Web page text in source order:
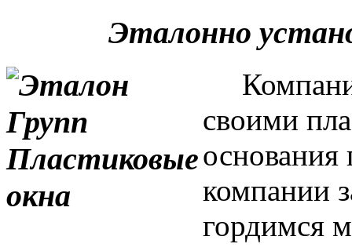
Эталонно
своими
основания
компании
гордимся